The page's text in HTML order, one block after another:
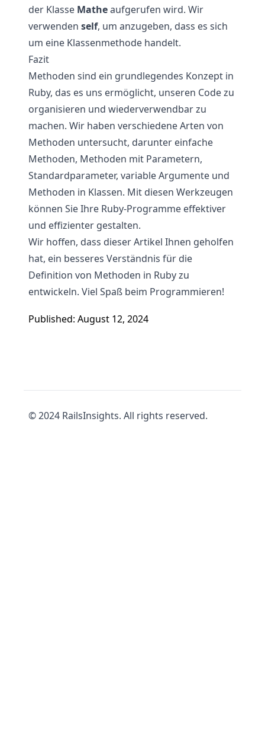
der Klasse Matheaufgerufen wird. Wir
verwenden self, um anzugeben, dass es sich
um eine Klassenmethode handelt.
Fazit
Methoden sind ein grundlegendes Konzept in
Ruby, das es uns ermöglicht, unseren Code zu
organisieren und wiederverwendbar zu
machen. Wir haben verschiedene Arten von
Methoden untersucht, darunter einfache
Methoden, Methoden mit Parametern,
Standardparameter, variable Argumente und
Methoden in Klassen. Mit diesen Werkzeugen
können Sie Ihre Ruby-Programme effektiver
und effizienter gestalten.
Wir hoffen, dass dieser Artikel Ihnen geholfen
hat, ein besseres Verständnis für die
Definition von Methoden in Ruby zu
entwickeln. Viel Spaß beim Programmieren!
Published: August 12, 2024
© 2024 RailsInsights. All rights reserved.